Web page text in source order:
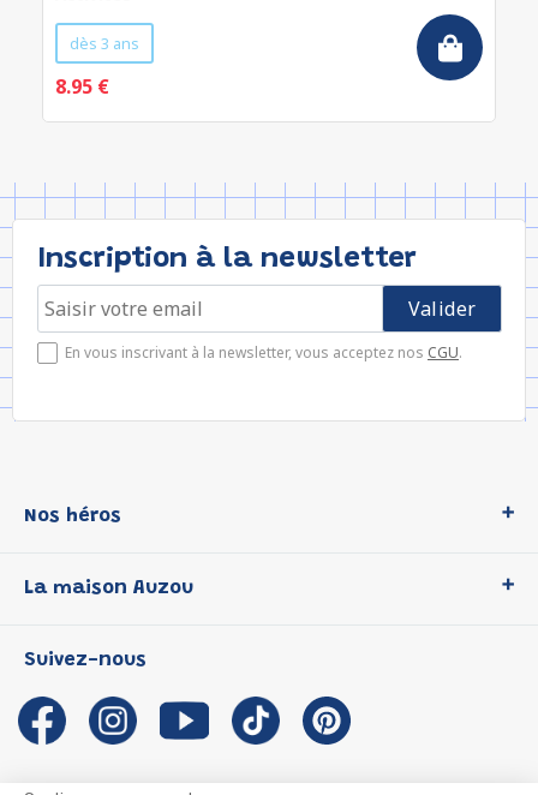
dès 3 ans
8.95 €
Inscription à la newsletter
En vous inscrivant à la newsletter, vous acceptez nos CGU.
Nos héros
P'tit Loup
Les Influenceuses
Migali
Petite Taupe
La maison Auzou
Notre histoire
Auzou s'engage
Auteurs et illustrateurs Auzou
Suivez-nous